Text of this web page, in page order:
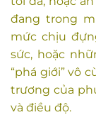
đang trong
mức chịu
sức, hoặc
“phá giới” vô
trương của
và điều độ.